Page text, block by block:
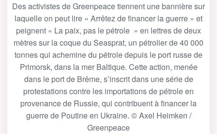
Des activistes de Greenpeace tiennent une bannière sur
laquelle on peut lire « Arrêtez de financer la guerre » et
peignent « La paix, pas le pétrole » en lettres de deux
mètres sur la coque du Seasprat, un pétrolier de 40 000
tonnes qui achemine du pétrole depuis le port russe de
Primorsk, dans la mer Baltique. Cette action, menée
dans le port de Brême, s’inscrit dans une série de
protestations contre les importations de pétrole en
provenance de Russie, qui contribuent à financer la
guerre de Poutine en Ukraine. © Axel Heimken /
Greenpeace